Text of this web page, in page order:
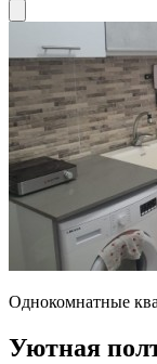
Однокомнатные
Уютная